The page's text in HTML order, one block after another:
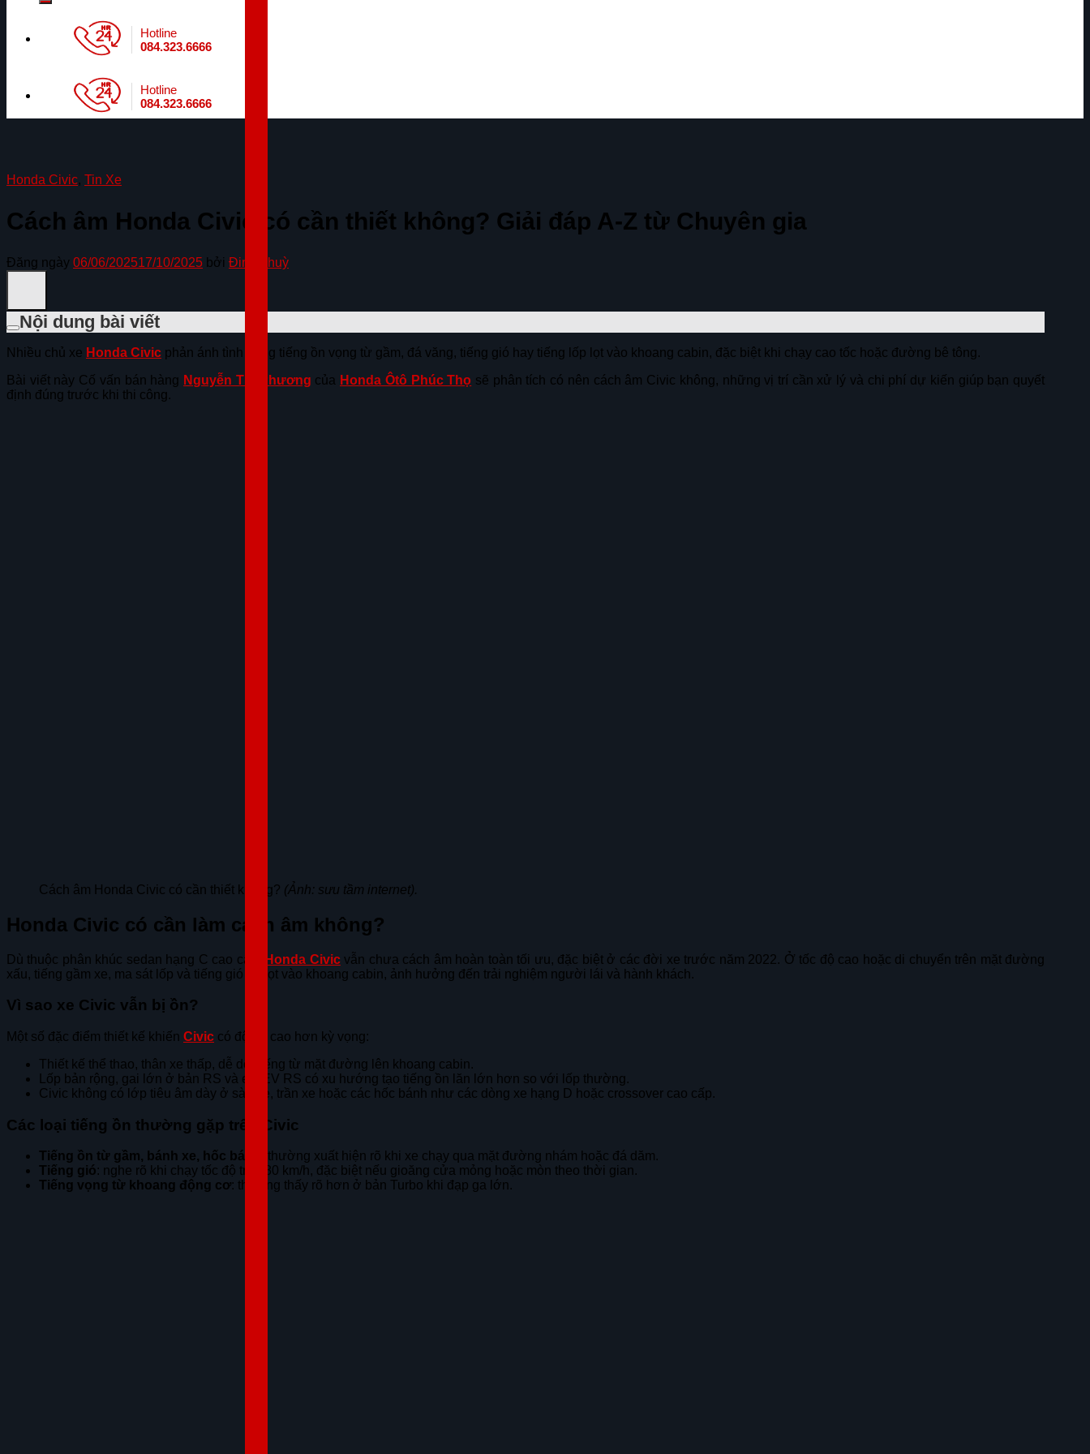
Hotline
084.323.6666
Hotline
084.323.6666
Honda Civic, Tin Xe
Cách âm Honda Civic có cần thiết không? Giải đáp A-Z từ Chuyên gia
Đăng ngày 06/06/202517/10/2025 bởi Đinh Thuỳ
Nội dung bài viết
Nhiều chủ xe Honda Civic phản ánh tình trạng tiếng ồn vọng từ gầm, đá văng, tiếng gió hay tiếng lốp lọt vào khoang cabin, đặc biệt khi chạy cao tốc hoặc đường bê tông.
Bài viết này Cố vấn bán hàng Nguyễn Thị Phương của Honda Ôtô Phúc Thọ sẽ phân tích có nên cách âm Civic không, những vị trí cần xử lý và chi phí dự kiến giúp bạn quyết
định đúng trước khi thi công.
Cách âm Honda Civic có cần thiết không? (Ảnh: sưu tầm internet).
Honda Civic có cần làm cách âm không?
Dù thuộc phân khúc sedan hạng C cao cấp, Honda Civicvẫn chưa cách âm hoàn toàn tối ưu, đặc biệt ở các đời xe trước năm 2022. Ở tốc độ cao hoặc di chuyển trên mặt đường
xấu, tiếng gầm xe, ma sát lốp và tiếng gió dễ lọt vào khoang cabin, ảnh hưởng đến trải nghiệm người lái và hành khách.
Vì sao xe Civic vẫn bị ồn?
Một số đặc điểm thiết kế khiến Civic có độ ồn cao hơn kỳ vọng:
Thiết kế thể thao, thân xe thấp, dễ dội tiếng từ mặt đường lên khoang cabin.
Lốp bản rộng, gai lớn ở bản RS và e:HEV RS có xu hướng tạo tiếng ồn lăn lớn hơn so với lốp thường.
Civic không có lớp tiêu âm dày ở sàn xe, trần xe hoặc các hốc bánh như các dòng xe hạng D hoặc crossover cao cấp.
Các loại tiếng ồn thường gặp trên Civic
Tiếng ồn từ gầm, bánh xe, hốc bánh
: thường xuất hiện rõ khi xe chạy qua mặt đường nhám hoặc đá dăm.
Tiếng gió: nghe rõ khi chạy tốc độ trên 80 km/h, đặc biệt nếu gioăng cửa mỏng hoặc mòn theo thời gian.
Tiếng vọng từ khoang động cơ: thường thấy rõ hơn ở bản Turbo khi đạp ga lớn.